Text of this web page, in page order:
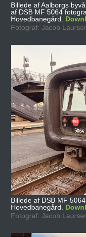
Billede af Aalborgs
af DSB MF 5064
Hovedbanegård.
Fotograf: Jacob
Billede af DSB MF
Hovedbanegård.
Fotograf: Jacob